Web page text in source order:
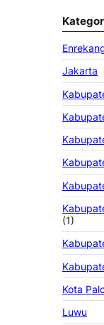
Jakarta
(1)
Kota
Luwu